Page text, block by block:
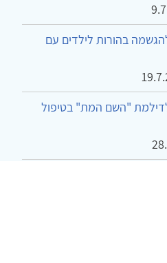
בהורות לילדים עם
"השם המת" בטיפול